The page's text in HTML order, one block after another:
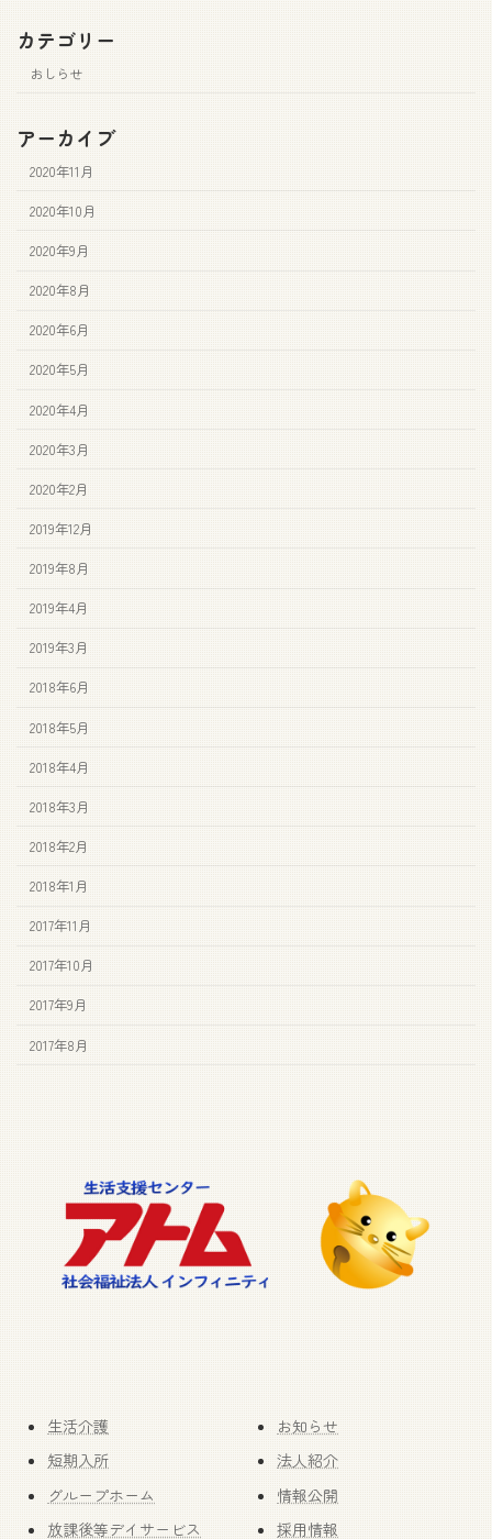
カテゴリー
おしらせ
アーカイブ
2020年11月
2020年10月
2020年9月
2020年8月
2020年6月
2020年5月
2020年4月
2020年3月
2020年2月
2019年12月
2019年8月
2019年4月
2019年3月
2018年6月
2018年5月
2018年4月
2018年3月
2018年2月
2018年1月
2017年11月
2017年10月
2017年9月
2017年8月
生活介護
短期入所
グループホーム
放課後等デイサービス
お知らせ
法人紹介
情報公開
採用情報